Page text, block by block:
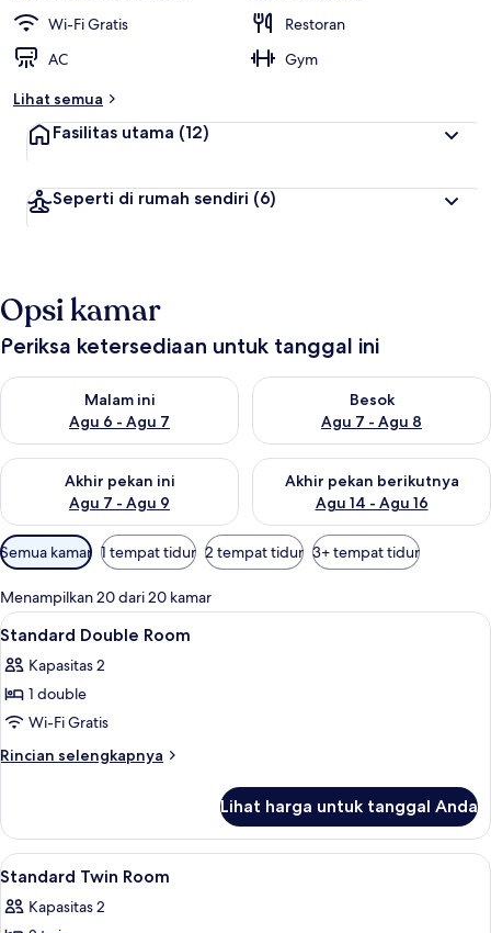
Wi-Fi Gratis
Restoran
AC
Gym
Lihat semua
Fasilitas utama (12)
Seperti di rumah sendiri (6)
Opsi kamar
Periksa ketersediaan untuk tanggal ini
Malam ini
Agu 6 - Agu 7
Periksa ketersediaan untuk malam ini Agu 6 - Agu 7
Besok
Agu 7 - Agu 8
Periksa ketersediaan untuk
Akhir pekan ini
Agu 7 - Agu 9
Periksa ketersediaan untuk akhir pekan ini Agu 7 - Agu 9
Akhir pekan berikutnya
Agu 14 - Agu 16
Periksa ketersediaan untuk
Filter
tersedia
untuk
kamar
Semua kamar 1 tempat tidur 2 tempat tidur 3+ tempat tidur
Menampilkan 20 dari 20 kamar
Lihat
semua
foto
untuk
Standard
Double
Brankas, meja kerja, kedap suara,
9
Standard Double Room
Kapasitas 2
1 double
Wi-Fi Gratis
Rincian selengkapnya
Rincian
Standard
Double
Room
Lihat harga untuk tanggal Anda
Lihat
semua
foto
Brankas, meja kerja, kedap suara,
5
Standard Twin Room
Kapasitas 2